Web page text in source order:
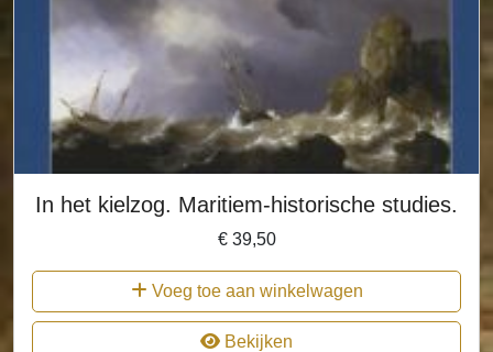
In het kielzog. Maritiem-historische studies.
€39,50
Voeg toe aan winkelwagen
Bekijken